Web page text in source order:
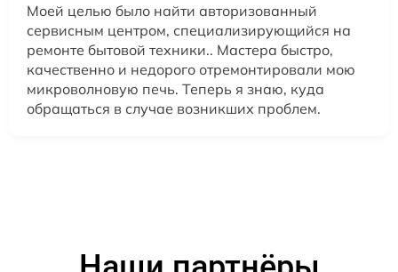
Моей целью было найти авторизованный
сервисным центром, специализирующийся на
ремонте бытовой техники.. Мастера быстро,
качественно и недорого отремонтировали мою
микроволновую печь. Теперь я знаю, куда
обращаться в случае возникших проблем.